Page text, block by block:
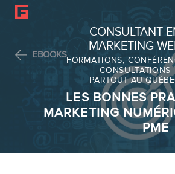
CONSULTANT
MARKETING
FORMATIONS,
CONSULTATIONS
PARTOUT AU
À
À
Équipe
EBOOKS
LES BONNES
MARKETING
PME